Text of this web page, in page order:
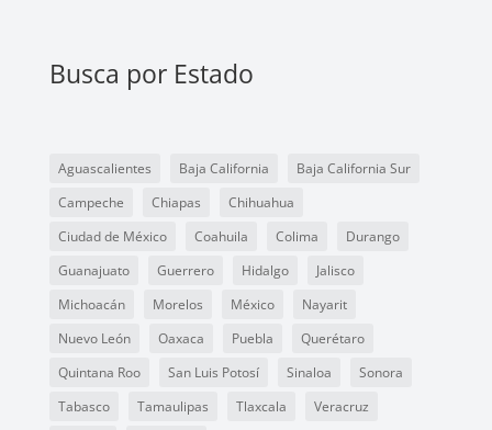
Busca por Estado
Aguascalientes Baja California
Baja California Sur
Campeche
Chiapas
Chihuahua
Ciudad de México
Coahuila Colima
Durango
Guanajuato
Guerrero Hidalgo
Jalisco
Michoacán
Morelos México
Nayarit
Nuevo León
Oaxaca Puebla
Querétaro
Quintana Roo
San Luis Potosí Sinaloa
Sonora
Tabasco
Tamaulipas Tlaxcala
Veracruz